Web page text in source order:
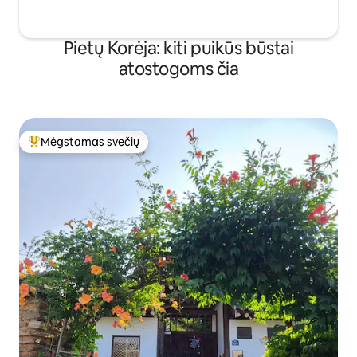
Pietų Korėja: kiti puikūs būstai
atostogoms čia
Svečių mėgstamiausias
Mėgstamas svečių